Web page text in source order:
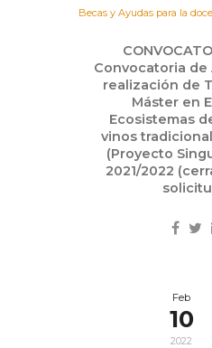
Becas y Ayudas para la
Convocatoria de
realización de
Máster en
Ecosistemas
vinos
(Proyecto
2021/2022
Feb
10
2022